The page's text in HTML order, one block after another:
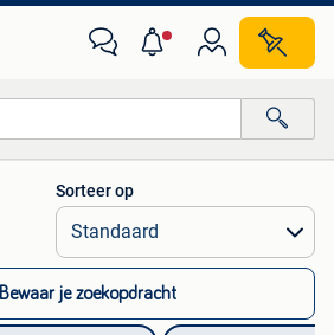
Alle afstanden…
Sorteer op
Bewaar je zoekopdracht